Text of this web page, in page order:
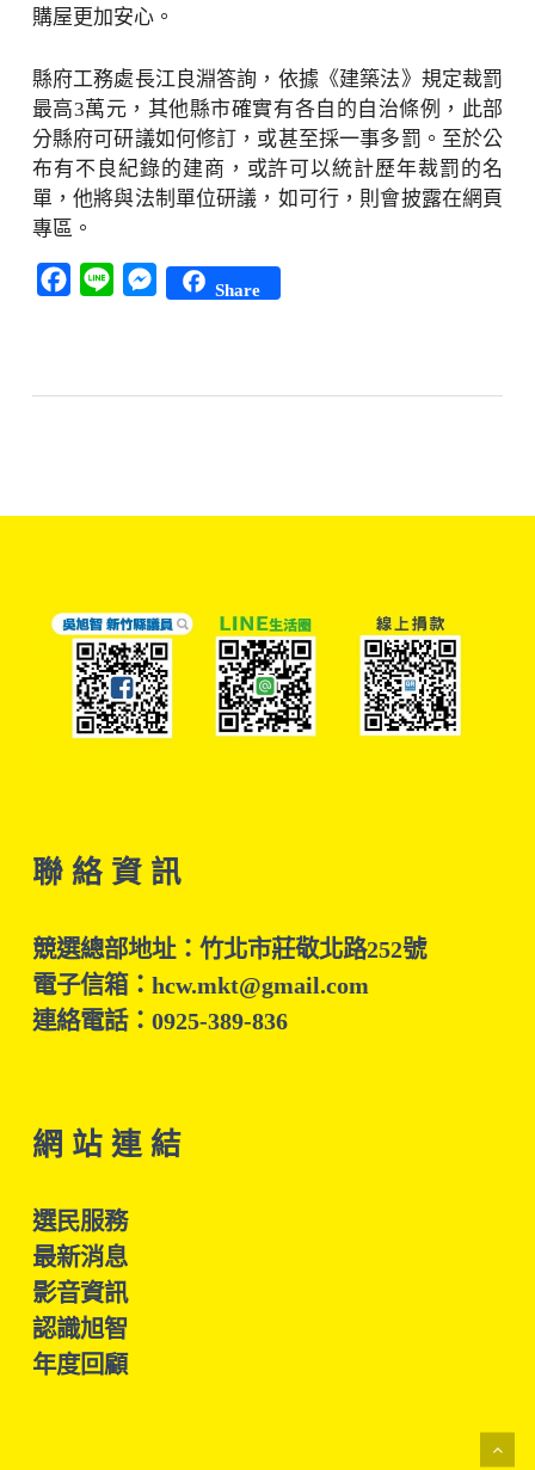
購屋更加安心。
縣府工務處長江良淵答詢，依據《建築法》規定裁罰
最高3萬元，其他縣市確實有各自的自治條例，此部
分縣府可研議如何修訂，或甚至採一事多罰。至於公
布有不良紀錄的建商，或許可以統計歷年裁罰的名
單，他將與法制單位研議，如可行，則會披露在網頁
專區。
Facebook
Line Messenger
Share
聯 絡 資 訊
競選總部地址：竹北市莊敬北路252號
電子信箱：hcw.mkt@gmail.com
連絡電話：0925-389-836
網 站 連 結
選民服務
最新消息
影音資訊
認識旭智
年度回顧